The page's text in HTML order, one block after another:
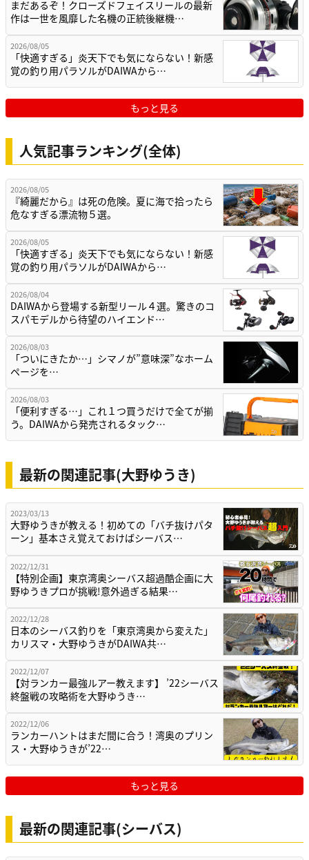
まだあるぞ！クローズドフェイスリールの最新
作は一世を風靡した名機の正統後継機…
2026/08/05
「快適すぎる」炎天下でも気にならない！新感
覚の釣り用パラソルがDAIWAから…
もっと見る
人気記事ランキング(全体)
2026/08/05
『綺麗だから』は死の危険。夏に海で拾ったら
危なすぎる漂流物５選。
2026/08/05
「快適すぎる」炎天下でも気にならない！新感
覚の釣り用パラソルがDAIWAから…
2026/08/04
DAIWAから登場する新型リール４選。驚きのコ
スパモデルから待望のハイエンド…
2026/08/03
「ついにきたか…」シマノが”意味深”なホーム
ページを…
2026/08/03
「便利すぎる…」これ１つ買うだけで全てが揃
う。DAIWAから発売されるタック…
最新の関連記事(大野ゆうき)
2023/03/13
大野ゆうきが教える！初めての「バチ抜けパタ
ーン」基本さえ覚えておけばシーバス…
2022/12/31
【特別企画】東京湾奥シーバス超過酷企画に大
野ゆうきプロが挑戦!意外過ぎる結果…
2022/12/28
日本のシーバス釣りを「東京湾奥から変えた」
カリスマ・大野ゆうきがDAIWA共…
2022/12/07
【対ランカー最強ルアー教えます】 ’22シーバス
終盤戦の攻略術を大野ゆうき…
2022/12/06
ランカーハントはまだ間に合う！湾奥のプリン
ス・大野ゆうきが’22…
もっと見る
最新の関連記事(シーバス)